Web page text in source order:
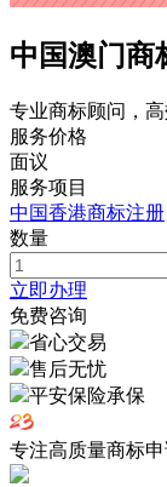
中国澳门商
专业商标顾问，
服务价格
面议
服务项目
中国香港商标注册
数量
立即办理
免费咨询
省心交易
售后无忧
平安保险承保
专注高质量商标